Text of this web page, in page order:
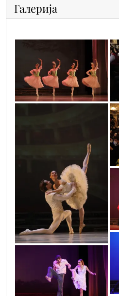
Галерија
0o3a8446_-_copy
0o3a8018_-_copy
0o3a8703_-_copy